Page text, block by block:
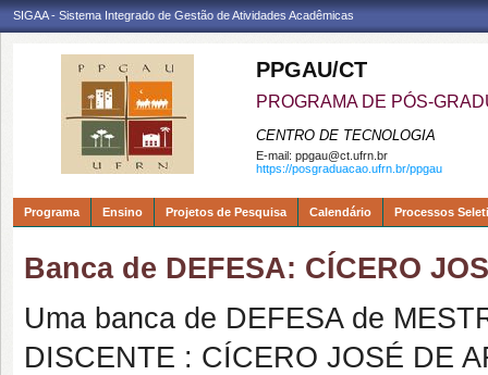
SIGAA - Sistema Integrado de Gestão de Atividades Acadêmicas
PPGAU/CT
PROGRAMA DE PÓS-
CENTRO DE TECNOLOGIA
E-mail: ppgau@ct.ufrn.br
https://posgraduacao.ufrn.br/ppgau
Programa Ensino Projetos de Pesquisa Calendário Processos
Banca de DEFESA: CÍCERO
Uma banca de DEFESA de
DISCENTE : CÍCERO JOSÉ DE